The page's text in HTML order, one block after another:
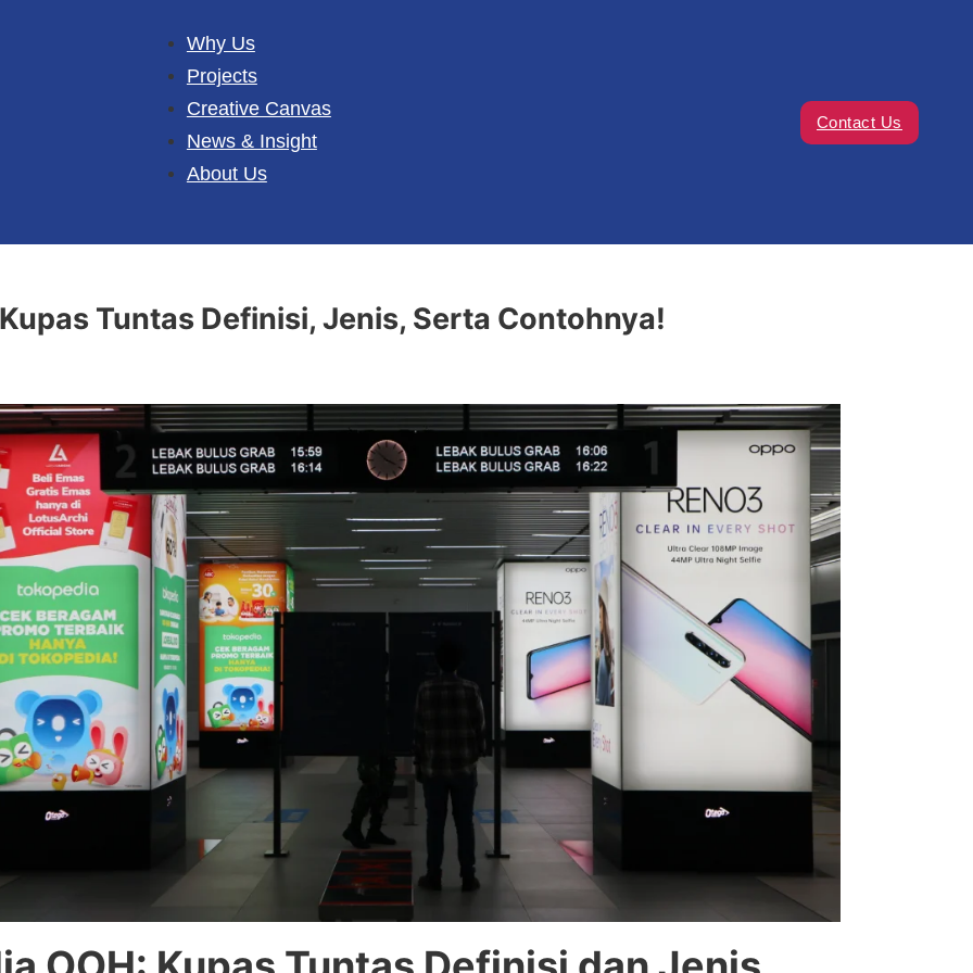
Why Us
Projects
Creative Canvas
News & Insight
About Us
Contact Us
Tuntas Definisi, Jenis, Serta Contohnya!